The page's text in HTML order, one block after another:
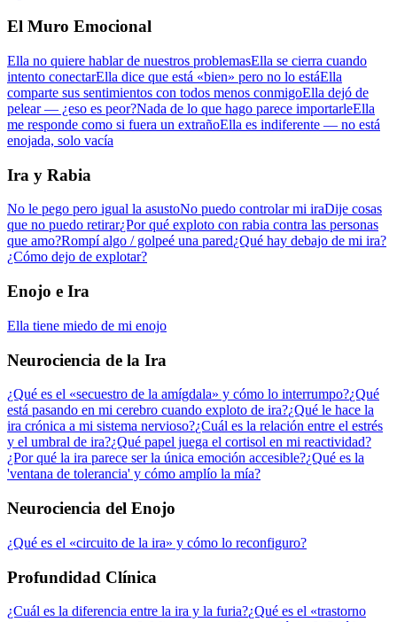
El Muro Emocional
Ella no quiere hablar de nuestros problemasElla se cierra cuando
intento conectarElla dice que está «bien» pero no lo estáElla
comparte sus sentimientos con todos menos conmigoElla dejó de
pelear — ¿eso es peor?Nada de lo que hago parece importarleElla
me responde como si fuera un extrañoElla es indiferente — no está
enojada, solo vacía
Ira y Rabia
No le pego pero igual la asustoNo puedo controlar mi iraDije cosas
que no puedo retirar¿Por qué exploto con rabia contra las personas
que amo?Rompí algo / golpeé una pared¿Qué hay debajo de mi ira?
¿Cómo dejo de explotar?
Enojo e Ira
Ella tiene miedo de mi enojo
Neurociencia de la Ira
¿Qué es el «secuestro de la amígdala» y cómo lo interrumpo?¿Qué
está pasando en mi cerebro cuando exploto de ira?¿Qué le hace la
ira crónica a mi sistema nervioso?¿Cuál es la relación entre el estrés
y el umbral de ira?¿Qué papel juega el cortisol en mi reactividad?
¿Por qué la ira parece ser la única emoción accesible?¿Qué es la
'ventana de tolerancia' y cómo amplío la mía?
Neurociencia del Enojo
¿Qué es el «circuito de la ira» y cómo lo reconfiguro?
Profundidad Clínica
¿Cuál es la diferencia entre la ira y la furia?¿Qué es el «trastorno